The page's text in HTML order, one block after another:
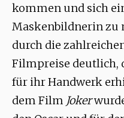
kommen und sich
Maskenbildnerin zu
durch die
Filmpreise deutlich,
für ihr Handwerk
dem Film Joker